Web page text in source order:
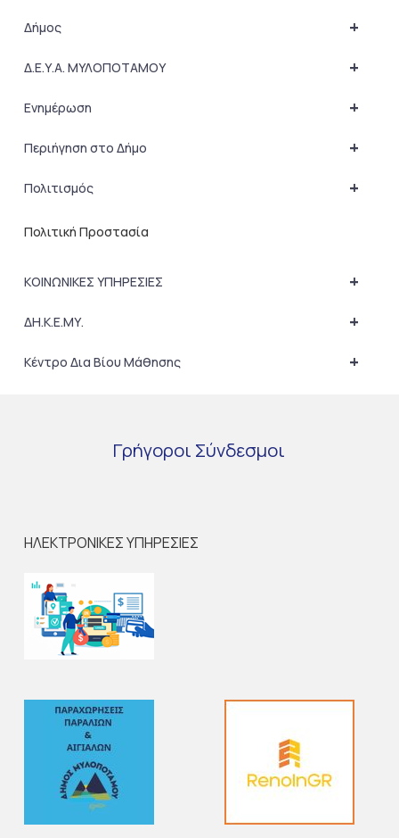
+
Δήμος
+
Δ.Ε.Υ.Α. ΜΥΛΟΠΟΤΑΜΟΥ
+
Ενημέρωση
+
Περιήγηση στο Δήμο
+
Πολιτισμός
Πολιτική Προστασία
+
ΚΟΙΝΩΝΙΚΕΣ ΥΠΗΡΕΣΙΕΣ
+
ΔΗ.Κ.Ε.ΜΥ.
+
Κέντρο Δια Βίου Μάθησης
Γρήγοροι Σύνδεσμοι
ΗΛΕΚΤΡΟΝΙΚΕΣ ΥΠΗΡΕΣΙΕΣ